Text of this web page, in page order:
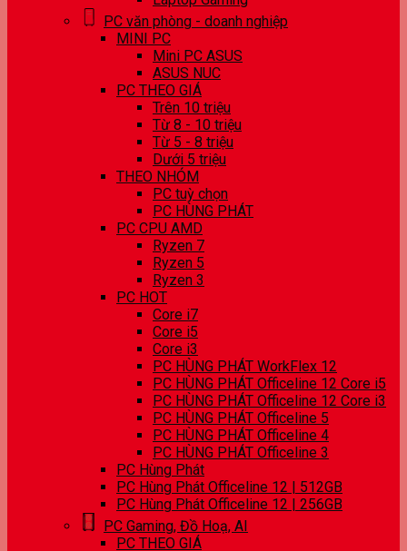
PC văn phòng - doanh nghiệp
MINI PC
Mini PC ASUS
ASUS NUC
PC THEO GIÁ
Trên 10 triệu
Từ 8 - 10 triệu
Từ 5 - 8 triệu
Dưới 5 triệu
THEO NHÓM
PC tuỳ chọn
PC HÙNG PHÁT
PC CPU AMD
Ryzen 7
Ryzen 5
Ryzen 3
PC HOT
Core i7
Core i5
Core i3
PC HÙNG PHÁT WorkFlex 12
PC HÙNG PHÁT Officeline 12 Core i5
PC HÙNG PHÁT Officeline 12 Core i3
PC HÙNG PHÁT Officeline 5
PC HÙNG PHÁT Officeline 4
PC HÙNG PHÁT Officeline 3
PC Hùng Phát
PC Hùng Phát Officeline 12 | 512GB
PC Hùng Phát Officeline 12 | 256GB
PC Gaming, Đồ Hoạ, AI
PC THEO GIÁ